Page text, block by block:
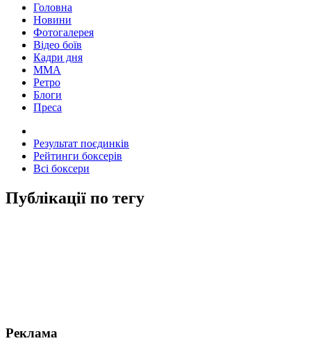
Головна
Новини
Фотогалерея
Відео боїв
Кадри дня
ММА
Ретро
Блоги
Преса
Результат поєдинків
Рейтинги боксерів
Всі боксери
Публікації по тегу
Реклама